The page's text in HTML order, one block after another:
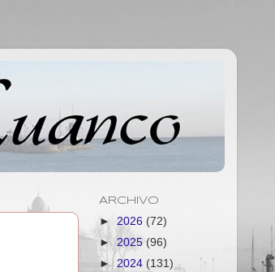
ARCHIVO
► 2026 (72)
► 2025 (96)
► 2024 (131)